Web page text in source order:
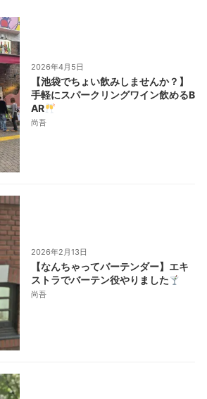
2026年4月5日
【池袋でちょい飲みしませんか？】
手軽にスパークリングワイン飲めるB
AR
尚吾
2026年2月13日
【なんちゃってバーテンダー】エキ
ストラでバーテン役やりました
尚吾